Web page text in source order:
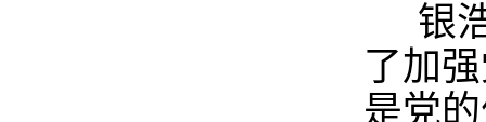
银
了加
是党